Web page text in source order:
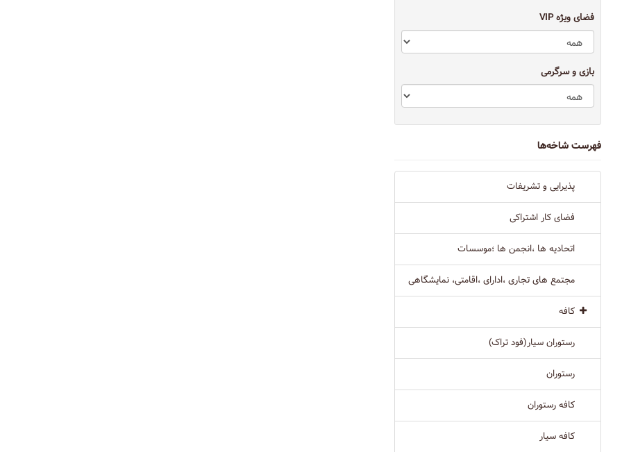
فضای ویژه VIP
بازی و سرگرمی
فهرست شاخه‌ها
پذیرایی و تشریفات
فضای کار اشتراکی
اتحادیه ها ،انجمن ها ؛موسسات
مجتمع های تجاری ،ادارای ،اقامتی، نمایشگاهی
کافه
رستوران سیار(فود تراک)
رستوران
کافه رستوران
کافه سیار